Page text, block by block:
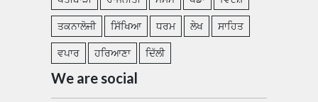
ਤਕਨਾਲੋਜੀ ਸਿੱਖਿਆ ਧਰਮ ਲੇਖ ਸਾਹਿਤ
ਵਪਾਰ ਹਰਿਆਣਾ ਦਿੱਲੀ
We are social